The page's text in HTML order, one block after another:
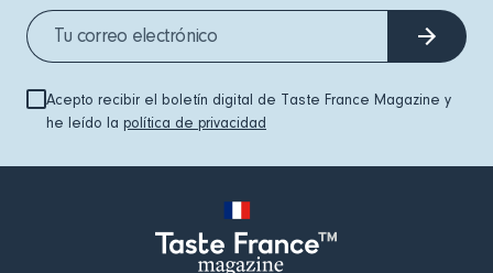
Acepto recibir el boletín digital de Taste France Magazine y
he leído la política de privacidad